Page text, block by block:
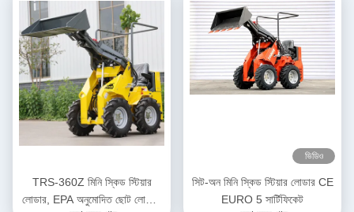
TRS-360Z মিনি স্কিড স্টিয়ার
লোডার, EPA অনুমোদিত ছোট লোডার,
ভিডিও
সিট-অন মিনি স্কিড স্টিয়ার লোডার CE
EURO 5 সার্টিফিকেট